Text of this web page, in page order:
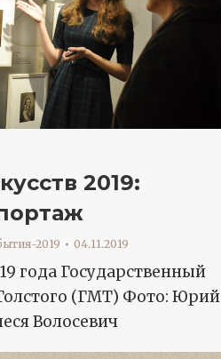
2019:
2019 04.11.2019
года Государственный
(ГМТ) Фото: Юрий
Волосевич